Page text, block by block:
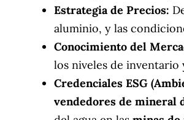
Estrategia de Precios:
aluminio, y las
Conocimiento del
los niveles de inventario
Credenciales ESG
vendedores de mineral